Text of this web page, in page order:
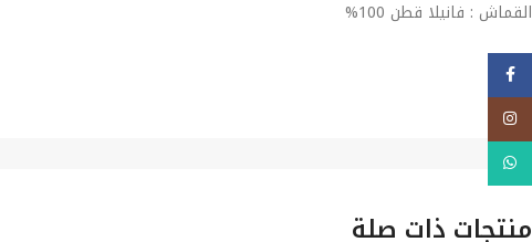
القماش : فانيلا قطن 100%
منتجات ذات صلة